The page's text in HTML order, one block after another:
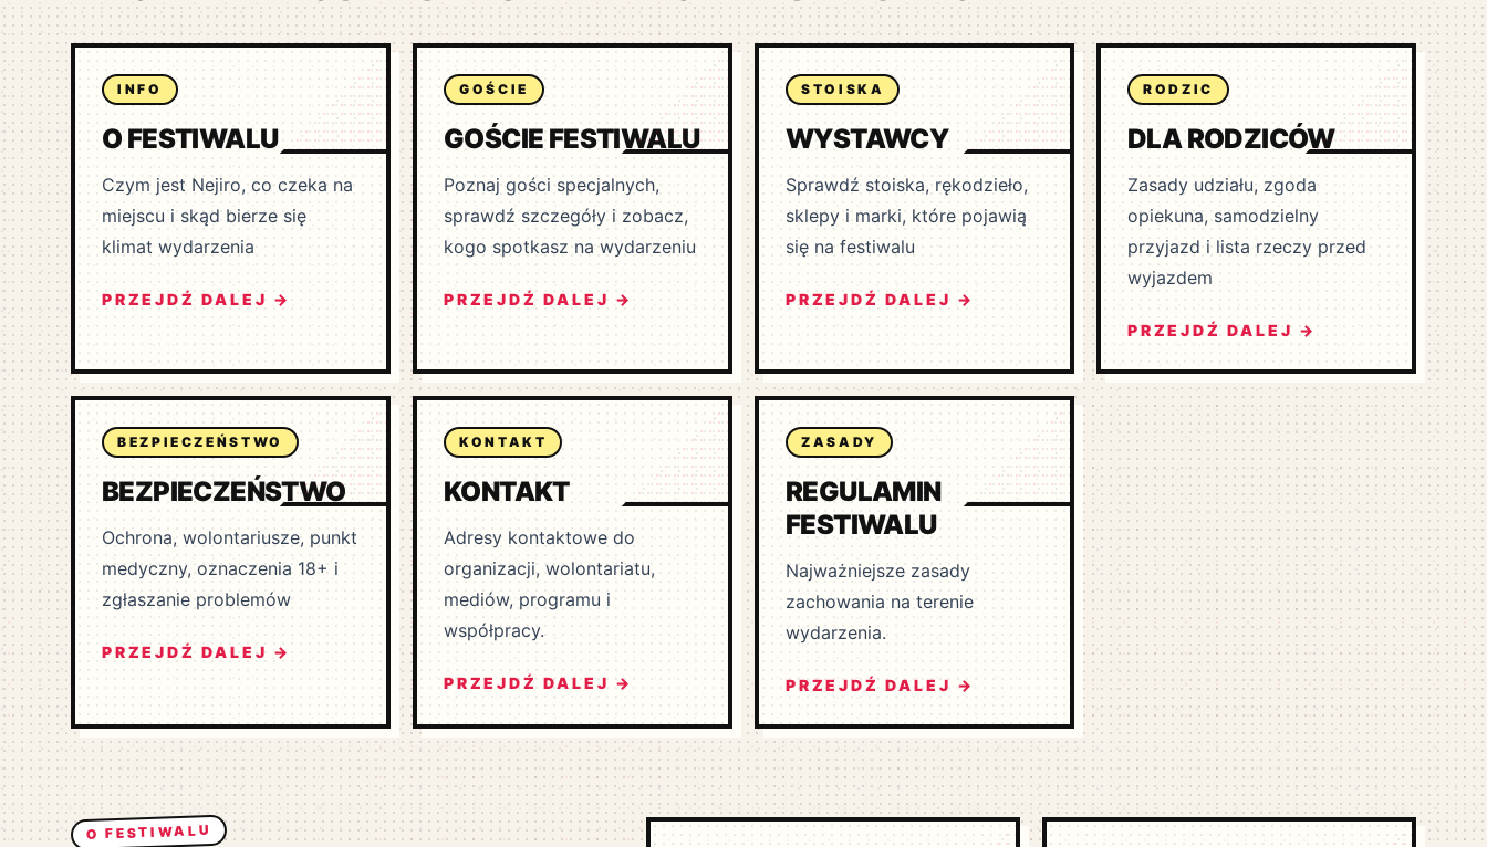
INFO
O FESTIWALU
Czym jest Nejiro, co czeka na
miejscu i skąd bierze się
klimat wydarzenia
PRZEJDŹ DALEJ →
GOŚCIE
GOŚCIE FESTIWALU
Poznaj gości specjalnych,
sprawdź szczegóły i zobacz,
kogo spotkasz na wydarzeniu
PRZEJDŹ DALEJ →
STOISKA
WYSTAWCY
Sprawdź stoiska, rękodzieło,
sklepy i marki, które pojawią
się na festiwalu
PRZEJDŹ DALEJ →
RODZIC
DLA RODZICÓW
Zasady udziału, zgoda
opiekuna, samodzielny
przyjazd i lista rzeczy przed
wyjazdem
PRZEJDŹ DALEJ →
BEZPIECZEŃSTWO
BEZPIECZEŃSTWO
Ochrona, wolontariusze, punkt
medyczny, oznaczenia 18+ i
zgłaszanie problemów
PRZEJDŹ DALEJ →
KONTAKT
KONTAKT
Adresy kontaktowe do
organizacji, wolontariatu,
mediów, programu i
współpracy.
PRZEJDŹ DALEJ →
ZASADY
REGULAMIN
FESTIWALU
Najważniejsze zasady
zachowania na terenie
wydarzenia.
PRZEJDŹ DALEJ →
O FESTIWALU